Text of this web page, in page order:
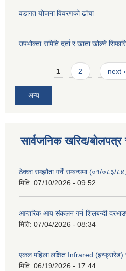
वडागत योजना विवरणको ढांचा
उपभोक्ता समिति दर्ता र खाता खोल्ने
Pages1 2 next ›
अन्य
सार्वजनिक खरिद/
ठेक्का सम्झौता गर्ने सम्बन्धमा (०१/०८३/
मिति: 07/10/2026 - 09:52
आन्तरिक आय संकलन गर्न शिलबन्दी
मिति: 07/04/2026 - 08:34
एकल महिला लक्षित Infrared (इन्फ्रारेड)
मिति: 06/19/2026 - 17:44